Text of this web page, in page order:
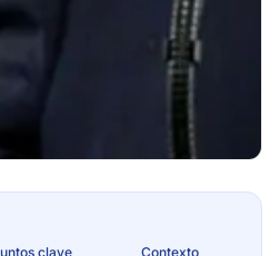
clave Contexto